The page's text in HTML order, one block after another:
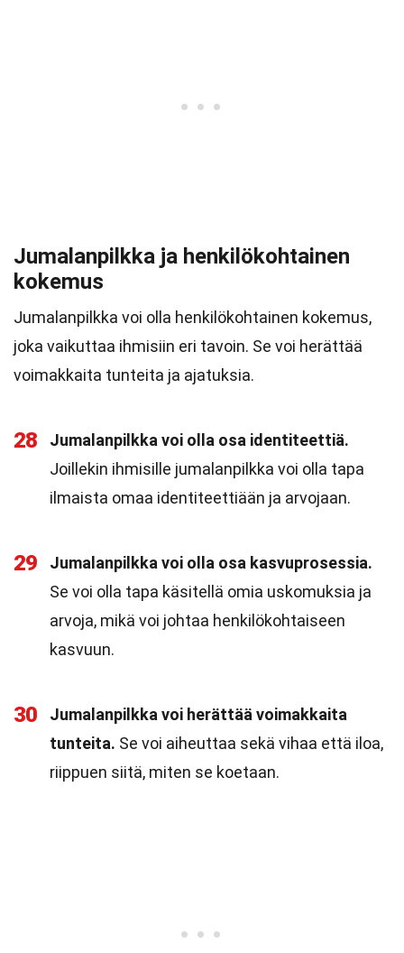
Jumalanpilkka ja henkilökohtainen
kokemus
Jumalanpilkka voi olla henkilökohtainen kokemus,
joka vaikuttaa ihmisiin eri tavoin. Se voi herättää
voimakkaita tunteita ja ajatuksia.
28
Jumalanpilkka voi olla osa identiteettiä.
Joillekin ihmisille jumalanpilkka voi olla tapa
ilmaista omaa identiteettiään ja arvojaan.
29
Jumalanpilkka voi olla osa kasvuprosessia.
Se voi olla tapa käsitellä omia uskomuksia ja
arvoja, mikä voi johtaa henkilökohtaiseen
kasvuun.
30
Jumalanpilkka voi herättää voimakkaita
tunteita. Se voi aiheuttaa sekä vihaa että iloa,
riippuen siitä, miten se koetaan.